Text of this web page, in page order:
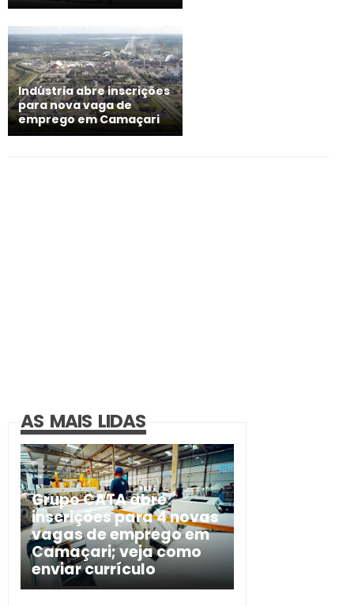
Indústria abre inscrições
para nova vaga de
emprego em Camaçari
AS MAIS LIDAS
Grupo CATA abre
inscrições para 4 novas
vagas de emprego em
Camaçari; veja como
enviar currículo